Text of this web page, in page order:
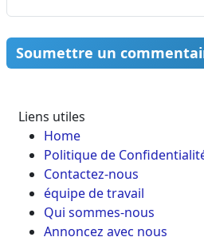
Soumettre un
Liens utiles
Home
Politique de
Contactez-nous
équipe de travail
Qui sommes-nous
Annoncez avec nous